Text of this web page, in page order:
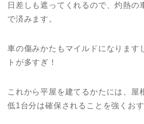
日差しも遮ってくれるので、灼熱の
で済みます。
車の傷みかたもマイルドになります
トが多すぎ！
これから平屋を建てるかたには、屋
低1台分は確保されることを強くおす